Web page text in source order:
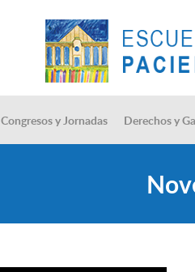
Congresos y Jornadas Derechos y